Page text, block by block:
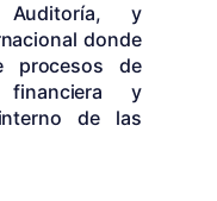
y
donde
procesos de
y
de las